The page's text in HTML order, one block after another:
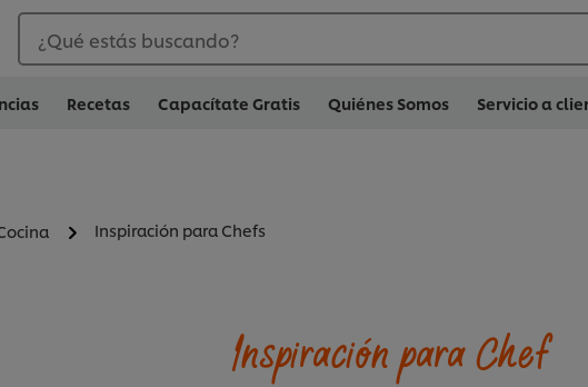
¿Qué estás buscando?
Recetas Capacítate Gratis Quiénes Somos Servicio a
Inspiración para Chefs
Inspiración para Chef